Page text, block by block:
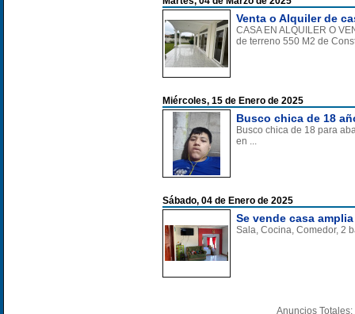
Venta o Alquiler de
CASA EN ALQUILER O
de terreno 550 M2 de
Miércoles, 15 de Enero de 2025
Busco chica de 18
Busco chica de 18 para
en ...
Sábado, 04 de Enero de 2025
Se vende casa
Sala, Cocina, Comedor, 2
Anuncios Totales: